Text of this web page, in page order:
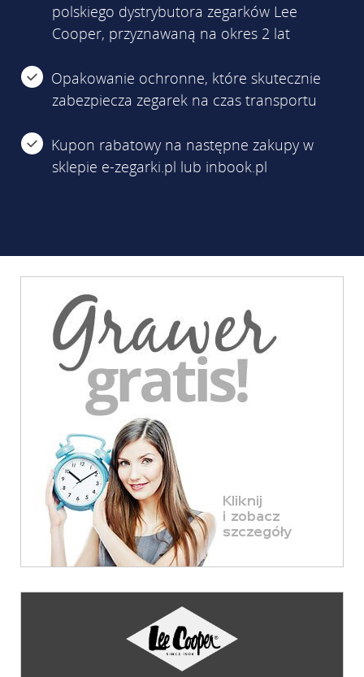
polskiego dystrybutora zegarków Lee
Cooper, przyznawaną na okres 2 lat
Opakowanie ochronne, które skutecznie
zabezpiecza zegarek na czas transportu
Kupon rabatowy na następne zakupy w
sklepie e-zegarki.pl lub inbook.pl